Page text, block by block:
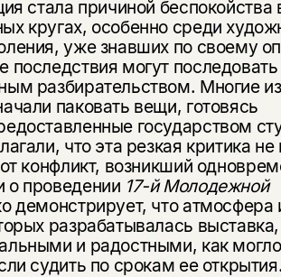
стала причиной беспокойства
кругах, особенно среди
уже знавших по своему
последствия могут последовать
разбирательством. Многие
паковать вещи, готовясь
государством
что эта резкая критика
конфликт, возникший
о проведении 17-й Молодежной
демонстрирует, что атмосфера
разрабатывалась
и радостными, как
судить по срокам ее